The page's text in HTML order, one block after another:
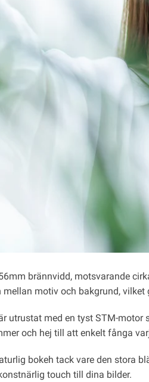
brännvidd, motsvarande
mellan motiv och bakgrund,
utrustat med en tyst STM-
och hej till att enkelt fånga
bokeh tack vare den stora
touch till dina bilder.